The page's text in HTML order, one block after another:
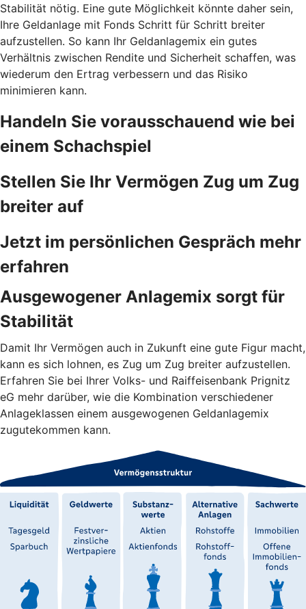
Stabilität nötig. Eine gute Möglichkeit könnte daher sein,
Ihre Geldanlage mit Fonds Schritt für Schritt breiter
aufzustellen. So kann Ihr Geldanlagemix ein gutes
Verhältnis zwischen Rendite und Sicherheit schaffen, was
wiederum den Ertrag verbessern und das Risiko
minimieren kann.
Handeln Sie vorausschauend wie bei
einem Schachspiel
Stellen Sie Ihr Vermögen Zug um Zug
breiter auf
Jetzt im persönlichen Gespräch mehr
erfahren
Ausgewogener Anlagemix sorgt für
Stabilität
Damit Ihr Vermögen auch in Zukunft eine gute Figur macht,
kann es sich lohnen, es Zug um Zug breiter aufzustellen.
Erfahren Sie bei Ihrer Volks- und Raiffeisenbank Prignitz
eG mehr darüber, wie die Kombination verschiedener
Anlageklassen einem ausgewogenen Geldanlagemix
zugutekommen kann.